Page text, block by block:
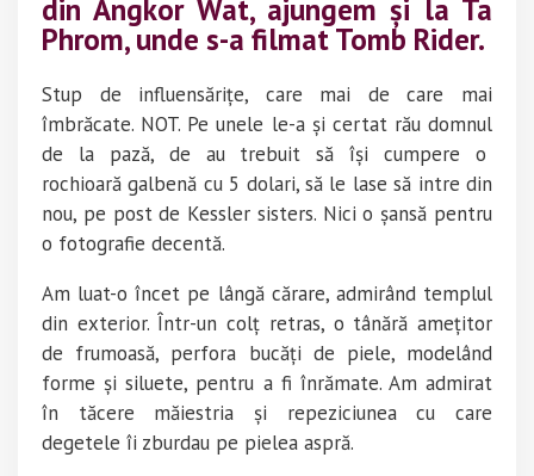
din Angkor Wat, ajungem și la Ta
Phrom, unde s-a filmat Tomb Rider.
Stup de influensărițe, care mai de care mai
îmbrăcate. NOT. Pe unele le-a și certat rău domnul
de la pază, de au trebuit să își cumpere o
rochioară galbenă cu 5 dolari, să le lase să intre din
nou, pe post de Kessler sisters. Nici o șansă pentru
o fotografie decentă.
Am luat-o încet pe lângă cărare, admirând templul
din exterior. Într-un colț retras, o tânără amețitor
de frumoasă, perfora bucăți de piele, modelând
forme și siluete, pentru a fi înrămate. Am admirat
în tăcere măiestria și repeziciunea cu care
degetele îi zburdau pe pielea aspră.